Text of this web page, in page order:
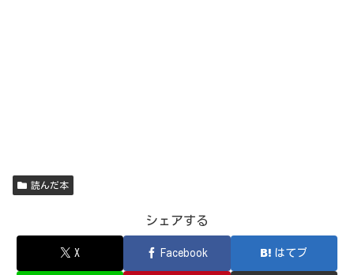
読んだ本
シェアする
X Facebook はてブ